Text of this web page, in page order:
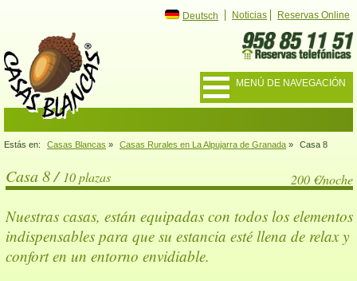
MENÚ DE NAVEGACIÓN
Reservas Online
Noticias
Deutsch
Estás en: Casas Blancas » Casas Rurales en La Alpujarra de Granada » Casa 8
Casa 8 / 10 plazas 200 €/noche
Nuestras casas, están equipadas con todos los elementos
indispensables para que su estancia esté llena de relax y
confort en un entorno envidiable.